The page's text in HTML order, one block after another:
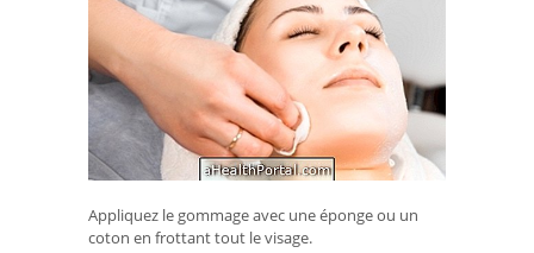
Appliquez le gommage avec une éponge ou un
coton en frottant tout le visage.